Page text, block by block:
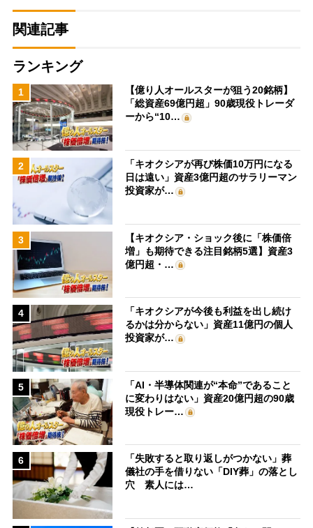
関連記事
ランキング
1
【億り人オールスターが狙う20銘柄】
「総資産69億円超」90歳現役トレーダ
ーから“10…
2
「キオクシアが再び株価10万円になる
日は遠い」資産3億円超のサラリーマン
投資家が…
3
【キオクシア・ショック後に「株価倍
増」も期待できる注目銘柄5選】資産3
億円超・…
4
「キオクシアが今後も利益を出し続け
るかは分からない」資産11億円の個人
投資家が…
5
「AI・半導体関連が“本命”であること
に変わりはない」資産20億円超の90歳
現役トレー…
6
「失敗すると取り返しがつかない」葬
儀社の手を借りない「DIY葬」の落とし
穴 素人には…